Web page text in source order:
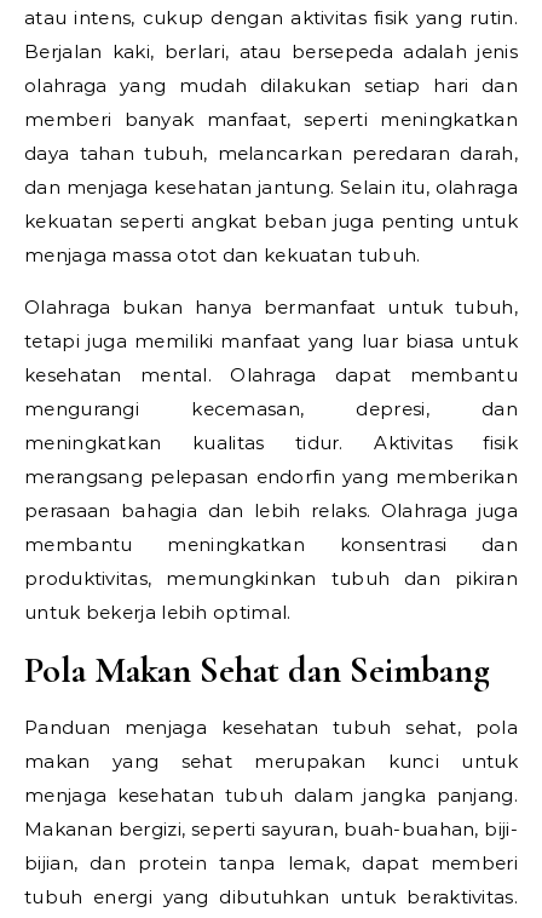
atau intens, cukup dengan aktivitas fisik yang rutin.
Berjalan kaki, berlari, atau bersepeda adalah jenis
olahraga yang mudah dilakukan setiap hari dan
memberi banyak manfaat, seperti meningkatkan
daya tahan tubuh, melancarkan peredaran darah,
dan menjaga kesehatan jantung. Selain itu, olahraga
kekuatan seperti angkat beban juga penting untuk
menjaga massa otot dan kekuatan tubuh.
Olahraga bukan hanya bermanfaat untuk tubuh,
tetapi juga memiliki manfaat yang luar biasa untuk
kesehatan mental. Olahraga dapat membantu
mengurangi kecemasan, depresi, dan
meningkatkan kualitas tidur. Aktivitas fisik
merangsang pelepasan endorfin yang memberikan
perasaan bahagia dan lebih relaks. Olahraga juga
membantu meningkatkan konsentrasi dan
produktivitas, memungkinkan tubuh dan pikiran
untuk bekerja lebih optimal.
Pola Makan Sehat dan Seimbang
Panduan menjaga kesehatan tubuh sehat, pola
makan yang sehat merupakan kunci untuk
menjaga kesehatan tubuh dalam jangka panjang.
Makanan bergizi, seperti sayuran, buah-buahan, biji-
bijian, dan protein tanpa lemak, dapat memberi
tubuh energi yang dibutuhkan untuk beraktivitas.